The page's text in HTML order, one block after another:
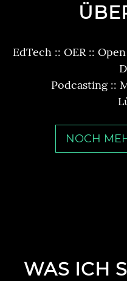
EdTech :: OER ::
Podcasting ::
NOCH
WAS ICH